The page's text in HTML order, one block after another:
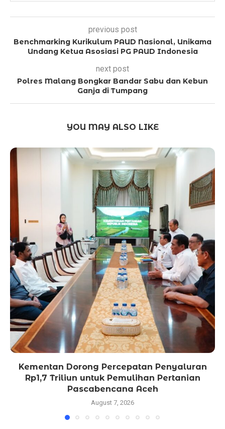
previous post
Benchmarking Kurikulum PAUD Nasional, Unikama
Undang Ketua Asosiasi PG PAUD Indonesia
next post
Polres Malang Bongkar Bandar Sabu dan Kebun
Ganja di Tumpang
YOU MAY ALSO LIKE
Kementan Dorong Percepatan Penyaluran
Rp1,7 Triliun untuk Pemulihan Pertanian
Pascabencana Aceh
August 7, 2026